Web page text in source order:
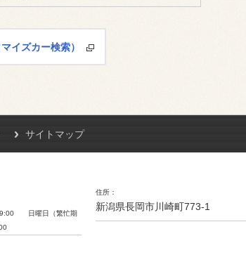
イズカー検索）
サイトマップ
日曜日（繁忙期
住所
新潟県長岡市川崎町773-1